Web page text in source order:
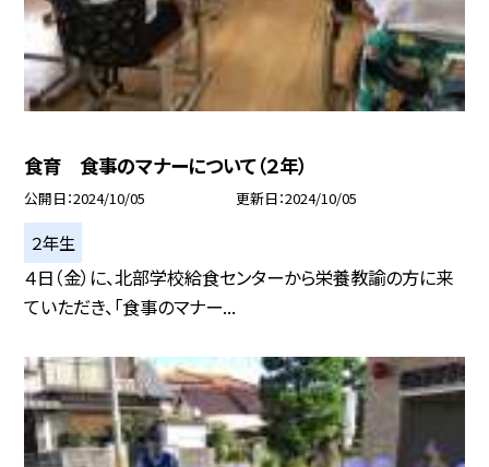
食育 食事のマナーについて（２年）
公開日 2024/10/05 更新日 2024/10/05
２年生
４日（金）に、北部学校給食センターから栄養教諭の方に来
ていただき、「食事のマナー...